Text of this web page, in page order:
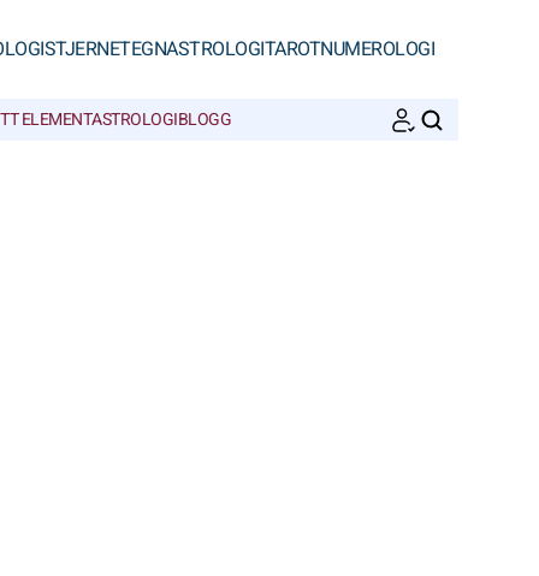
STJERNETEGNASTROLOGITAROTNUMEROLOGI
ELEMENTASTROLOGIBLOGG